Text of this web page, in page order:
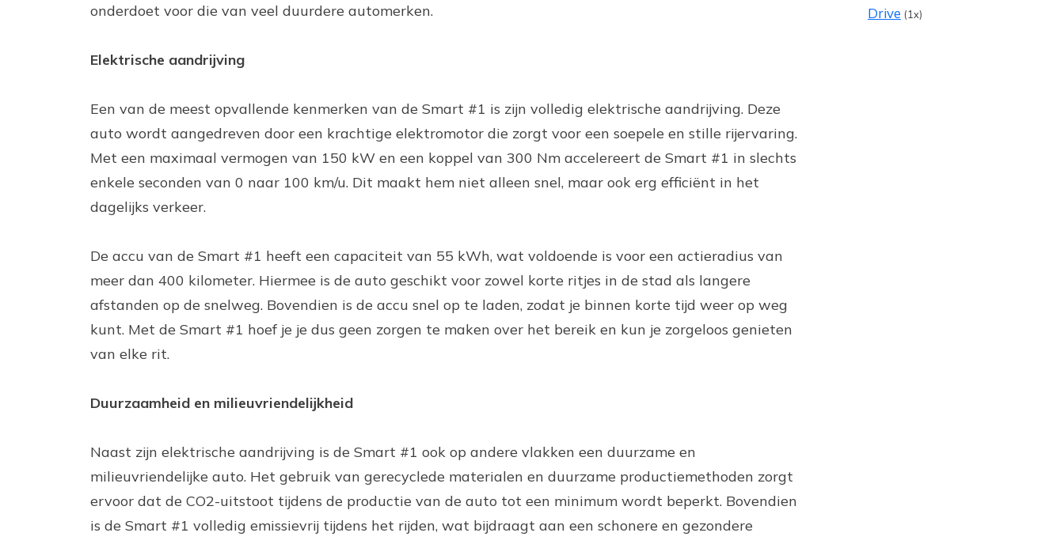
onderdoet voor die van veel duurdere automerken.
Elektrische aandrijving
Een van de meest opvallende kenmerken van de Smart #1 is zijn volledig elektrische aandrijving. Deze
auto wordt aangedreven door een krachtige elektromotor die zorgt voor een soepele en stille rijervaring.
Met een maximaal vermogen van 150 kW en een koppel van 300 Nm accelereert de Smart #1 in slechts
enkele seconden van 0 naar 100 km/u. Dit maakt hem niet alleen snel, maar ook erg efficiënt in het
dagelijks verkeer.
De accu van de Smart #1 heeft een capaciteit van 55 kWh, wat voldoende is voor een actieradius van
meer dan 400 kilometer. Hiermee is de auto geschikt voor zowel korte ritjes in de stad als langere
afstanden op de snelweg. Bovendien is de accu snel op te laden, zodat je binnen korte tijd weer op weg
kunt. Met de Smart #1 hoef je je dus geen zorgen te maken over het bereik en kun je zorgeloos genieten
van elke rit.
Duurzaamheid en milieuvriendelijkheid
Naast zijn elektrische aandrijving is de Smart #1 ook op andere vlakken een duurzame en
milieuvriendelijke auto. Het gebruik van gerecyclede materialen en duurzame productiemethoden zorgt
ervoor dat de CO2-uitstoot tijdens de productie van de auto tot een minimum wordt beperkt. Bovendien
is de Smart #1 volledig emissievrij tijdens het rijden, wat bijdraagt aan een schonere en gezondere
Drive (1x)